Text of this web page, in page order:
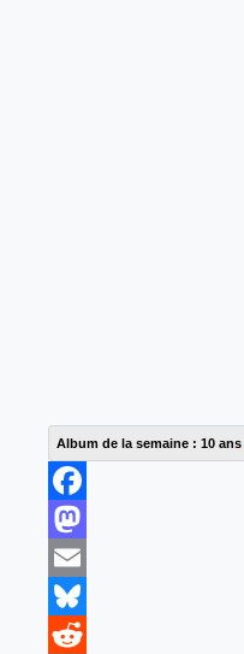
Album de la semaine : 10 ans
F
a
c
e
M
a
s
E
m
B